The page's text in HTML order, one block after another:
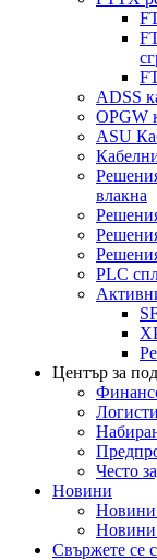
ADSS
OPGW
ASU
влакна
PLC
Център за
Често
Новини
Новини
Новини
Свържете се